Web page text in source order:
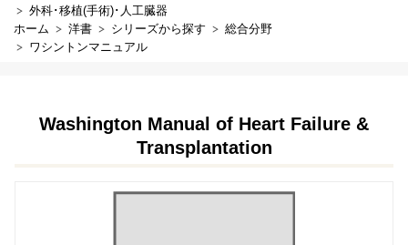
外科･移植(手術)･人工臓器
ホーム
洋書 シリーズから探す
総合分野
ワシントンマニュアル
Washington Manual of Heart Failure &
Transplantation